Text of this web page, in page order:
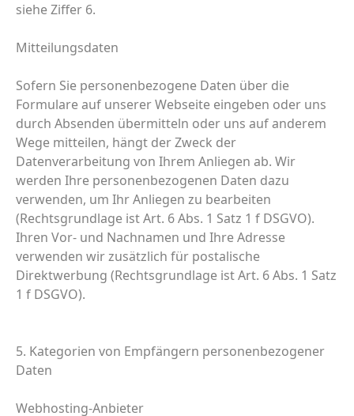
siehe Ziffer 6.
Mitteilungsdaten
Sofern Sie personenbezogene Daten über die
Formulare auf unserer Webseite eingeben oder uns
durch Absenden übermitteln oder uns auf anderem
Wege mitteilen, hängt der Zweck der
Datenverarbeitung von Ihrem Anliegen ab. Wir
werden Ihre personenbezogenen Daten dazu
verwenden, um Ihr Anliegen zu bearbeiten
(Rechtsgrundlage ist Art. 6 Abs. 1 Satz 1 f DSGVO).
Ihren Vor- und Nachnamen und Ihre Adresse
verwenden wir zusätzlich für postalische
Direktwerbung (Rechtsgrundlage ist Art. 6 Abs. 1 Satz
1 f DSGVO).
5. Kategorien von Empfängern personenbezogener
Daten
Webhosting-Anbieter